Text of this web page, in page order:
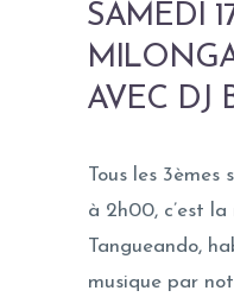
SAMEDI
AVEC DJ
Tous les 3èmes
à 2h00, c’est
Tangueando,
musique par